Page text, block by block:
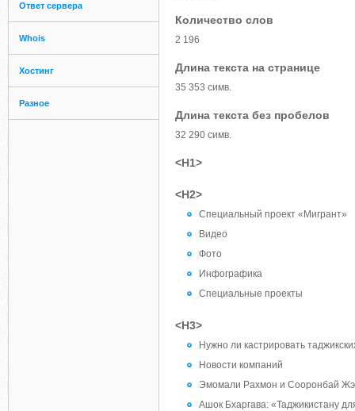
Ответ сервера
Whois
Хостинг
Разное
Количество слов
2 196
Длина текста на странице
35 353 симв.
Длина текста без пробелов
32 290 симв.
<H1>
<H2>
Специальный проект «Мигрант»
Видео
Фото
Инфографика
Специальные проекты
<H3>
Нужно ли кастрировать
Новости компаний
Эмомали Рахмон и Сооронбай
Ашок Бхаргава: «Таджикистану